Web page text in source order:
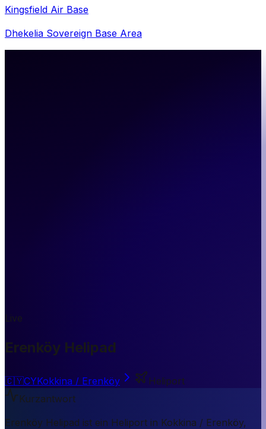
Kingsfield Air Base
Dhekelia Sovereign Base Area
Live
Erenköy Helipad
🇨🇾CYKokkina / Erenköy
Heliport
Kurzantwort
Erenköy Helipad ist ein Heliport in Kokkina / Erenköy,